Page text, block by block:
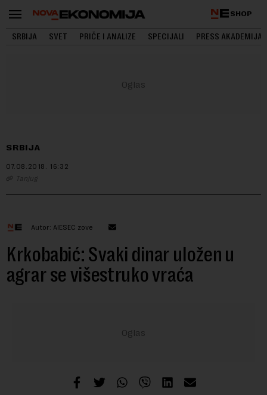
SHOP
SRBIJA SVET PRIČE I ANALIZE SPECIJALI PRESS AKADEMIJA
SRBIJA
07.08.2018. 16:32
Tanjug
Autor: AIESEC zove
Krkobabić: Svaki dinar uložen u
agrar se višestruko vraća